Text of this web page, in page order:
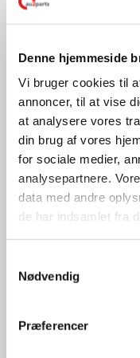
Denne hjemmeside
Vi bruger cookies til
annoncer, til at vise
at analysere vores
din brug af vores
for sociale medier,
analysepartnere.
data med andre
de har indsamlet fra
Nødvendig
Præferencer
Reservedele
LÆS MERE